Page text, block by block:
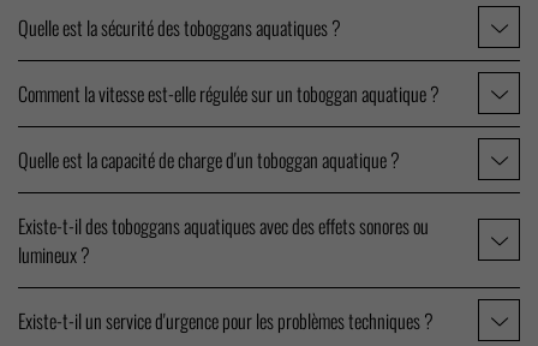
Quelle est la sécurité des toboggans aquatiques ?
Comment la vitesse est-elle régulée sur un toboggan aquatique ?
Quelle est la capacité de charge d'un toboggan aquatique ?
Existe-t-il des toboggans aquatiques avec des effets sonores ou
lumineux ?
Existe-t-il un service d'urgence pour les problèmes techniques ?